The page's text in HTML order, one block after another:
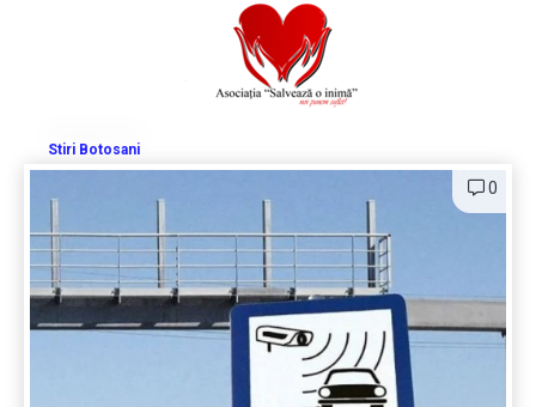
Stiri Botosani
0